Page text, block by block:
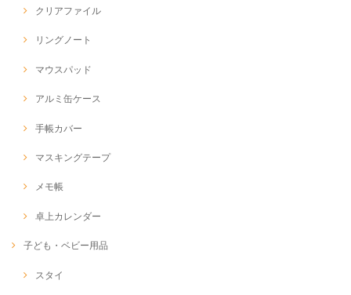
クリアファイル
リングノート
マウスパッド
アルミ缶ケース
手帳カバー
マスキングテープ
メモ帳
卓上カレンダー
子ども・ベビー用品
スタイ